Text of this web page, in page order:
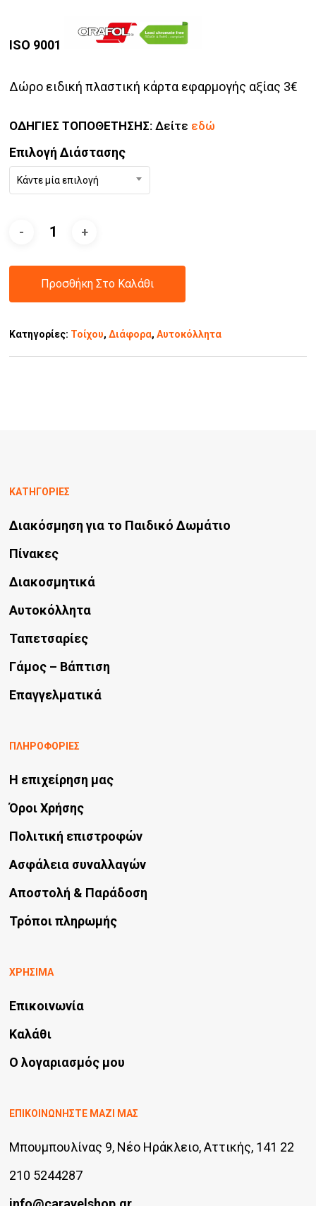
ISO 9001
Δώρο ειδική πλαστική κάρτα εφαρμογής αξίας 3€
ΟΔΗΓΙΕΣ ΤΟΠΟΘΕΤΗΣΗΣ: Δείτε εδώ
Επιλογή Διάστασης
Κάντε μία επιλογή
Προσθήκη Στο Καλάθι
Κατηγορίες: Τοίχου,Διάφορα,Αυτοκόλλητα
ΚΑΤΗΓΟΡΙΕΣ
Διακόσμηση για το Παιδικό Δωμάτιο
Πίνακες
Διακοσμητικά
Αυτοκόλλητα
Ταπετσαρίες
Γάμος – Βάπτιση
Επαγγελματικά
ΠΛΗΡΟΦΟΡΙΕΣ
Η επιχείρηση μας
Όροι Χρήσης
Πολιτική επιστροφών
Ασφάλεια συναλλαγών
Αποστολή & Παράδοση
Τρόποι πληρωμής
ΧΡΗΣΙΜΑ
Επικοινωνία
Καλάθι
Ο λογαριασμός μου
ΕΠΙΚΟΙΝΩΝΗΣΤΕ ΜΑΖΙ ΜΑΣ
Μπουμπουλίνας 9, Νέο Ηράκλειο, Αττικής, 141 22
210 5244287